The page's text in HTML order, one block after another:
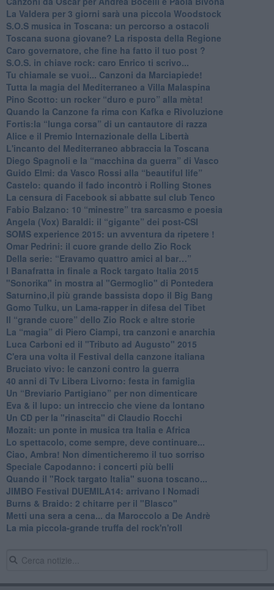
La Valdera per 3 giorni sarà una piccola Woodstock
S.O.S musica in Toscana: un percorso a ostacoli
​Toscana suona giovane? La risposta della Regione
Caro governatore, che fine ha fatto il tuo post ?
S.O.S. in chiave rock: caro Enrico ti scrivo...
Tu chiamale se vuoi... Canzoni da Marciapiede!
​Tutta la magia del Mediterraneo a Villa Malaspina
​Pino Scotto: un rocker “duro e puro” alla mèta!
​Quando la Canzone fa rima con Kafka e Rivoluzione
​Fortis:la “lunga corsa” di un cantautore di razza
Alice e il Premio Internazionale della Libertà
​L'incanto del Mediterraneo abbraccia la Toscana
​Diego Spagnoli e la “macchina da guerra” di Vasco
​Guido Elmi: da Vasco Rossi alla “beautiful life”
​Castelo: quando il fado incontrò i Rolling Stones
La censura di Facebook si abbatte sul club Tenco
Fabio Balzano: 10 “minestre” tra sarcasmo e poesia
Angela (Vox) Baraldi: il “gigante” dei post-CSI
​SOMS experience 2015: un avventura da ripetere !
Omar Pedrini: il cuore grande dello Zio Rock
Della serie: “Eravamo quattro amici al bar…”
I Banafratta in finale a Rock targato Italia 2015
"Sonorika" in mostra al "Germoglio" di Pontedera
​Saturnino,il più grande bassista dopo il Big Bang
​Gomo Tulku, un Lama-rapper in difesa del Tibet
​Il “grande cuore” dello Zio Rock e altre storie
La “magia” di Piero Ciampi, tra canzoni e anarchia
Luca Carboni ed il "Tributo ad Augusto" 2015
C'era una volta il Festival della canzone italiana
Bruciato vivo: le canzoni contro la guerra
40 anni di Tv Libera Livorno: festa in famiglia
Un “Breviario Partigiano” per non dimenticare
Eva & il lupo: un intreccio che viene da lontano
Un CD per la "rinascita" di Claudio Rocchi
Mozait: un ponte in musica tra Italia e Africa
Lo spettacolo, come sempre, deve continuare...
Ciao, Ambra! Non dimenticheremo il tuo sorriso
Speciale Capodanno: i concerti più belli
Quando il "Rock targato Italia" suona toscano...
JIMBO Festival DUEMILA14: arrivano I Nomadi
Burns & Braido: 2 chitarre per il "Blasco"
Metti una sera a cena... da Maroccolo a De Andrè
La mia piccola-grande truffa del rock'n'roll